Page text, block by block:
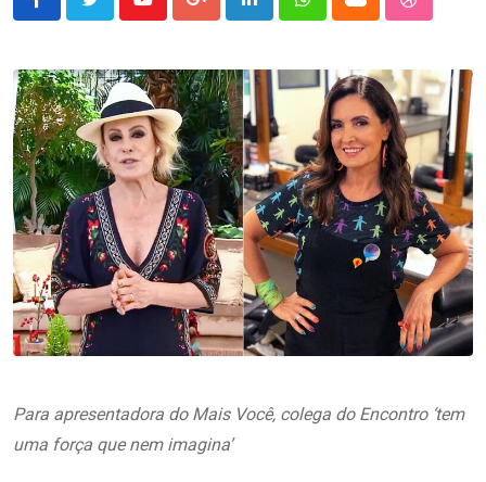
YoutubeGoogle+LinkedInWhatsappCloud
Para apresentadora do Mais Você, colega do Encontro ‘tem
uma força que nem imagina’